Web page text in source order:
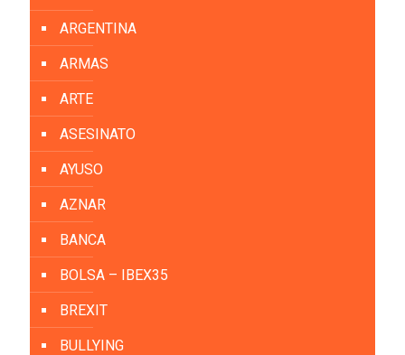
ARGENTINA
ARMAS
ARTE
ASESINATO
AYUSO
AZNAR
BANCA
BOLSA – IBEX35
BREXIT
BULLYING